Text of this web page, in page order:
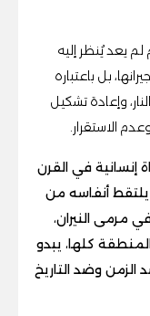
يعد يُنظر إليه
بل باعتباره
وإعادة تشكيل
الاستقرار.
إنسانية في القرن
يلتقط أنفاسه من
مرمى النيران،
كلها، يبدو
وضد التاريخ